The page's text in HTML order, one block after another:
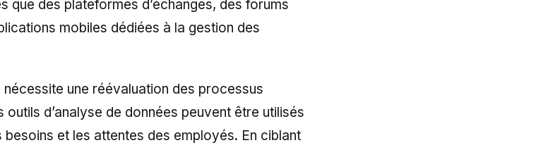
que des plateformes d’échanges, des forums
mobiles dédiées à la gestion des
une réévaluation des processus
d’analyse de données peuvent être utilisés
et les attentes des employés. En ciblant